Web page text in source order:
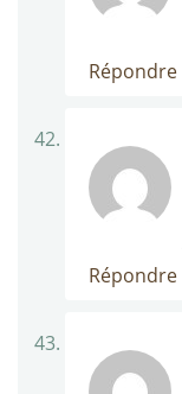
Répondre
Répondre